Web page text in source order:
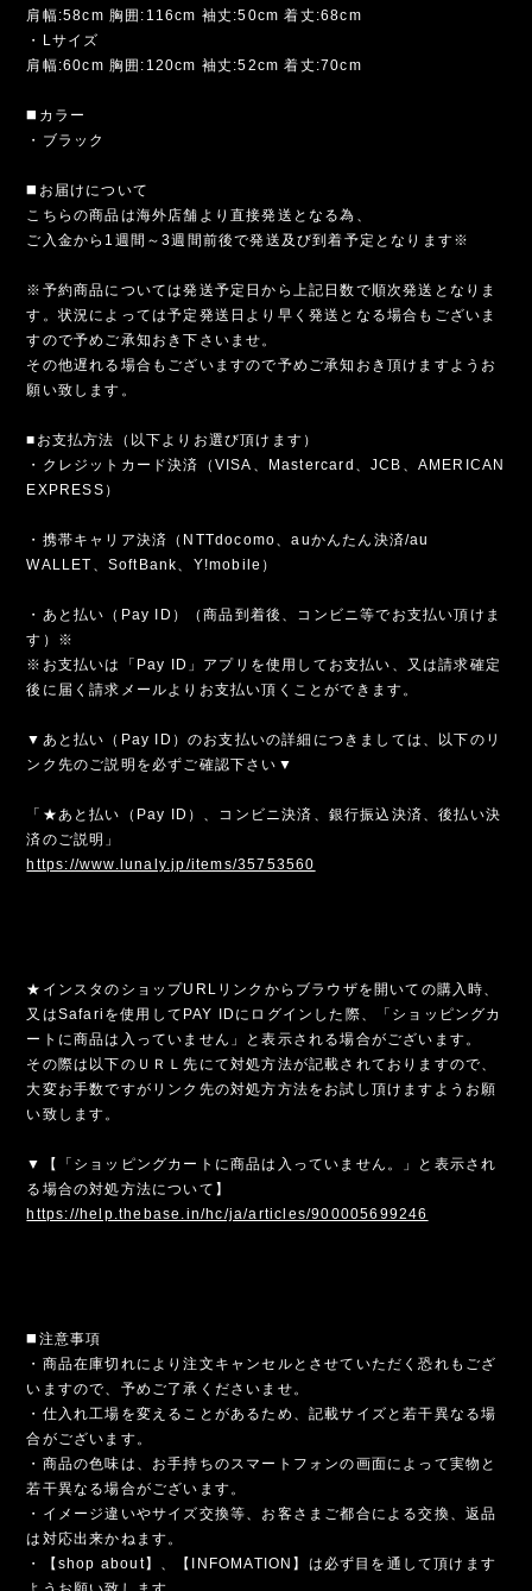
肩幅:58cm 胸囲:116cm 袖丈:50cm 着丈:68cm
・Lサイズ
肩幅:60cm 胸囲:120cm 袖丈:52cm 着丈:70cm
◼️カラー
・ブラック
◼️お届けについて
こちらの商品は海外店舗より直接発送となる為、
ご入金から1週間～3週間前後で発送及び到着予定となります※
※予約商品については発送予定日から上記日数で順次発送となりま
す。状況によっては予定発送日より早く発送となる場合もございま
すので予めご承知おき下さいませ。
その他遅れる場合もございますので予めご承知おき頂けますようお
願い致します。
■お支払方法（以下よりお選び頂けます）
・クレジットカード決済（VISA、Mastercard、JCB、AMERICAN
EXPRESS）
・携帯キャリア決済（NTTdocomo、auかんたん決済/au
WALLET、SoftBank、Y!mobile）
・あと払い（Pay ID）（商品到着後、コンビニ等でお支払い頂けま
す）※
※お支払いは「Pay ID」アプリを使用してお支払い、又は請求確定
後に届く請求メールよりお支払い頂くことができます。
▼あと払い（Pay ID）のお支払いの詳細につきましては、以下のリ
ンク先のご説明を必ずご確認下さい▼
「★あと払い（Pay ID）、コンビニ決済、銀行振込決済、後払い決
済のご説明」
https://www.lunaly.jp/items/35753560
★インスタのショップURLリンクからブラウザを開いての購入時、
又はSafariを使用してPAY IDにログインした際、「ショッピングカ
ートに商品は入っていません」と表示される場合がございます。
その際は以下のＵＲＬ先にて対処方法が記載されておりますので、
大変お手数ですがリンク先の対処方方法をお試し頂けますようお願
い致します。
▼【「ショッピングカートに商品は入っていません。」と表示され
る場合の対処方法について】
https://help.thebase.in/hc/ja/articles/900005699246
◼️注意事項
・商品在庫切れにより注文キャンセルとさせていただく恐れもござ
いますので、予めご了承くださいませ。
・仕入れ工場を変えることがあるため、記載サイズと若干異なる場
合がございます。
・商品の色味は、お手持ちのスマートフォンの画面によって実物と
若干異なる場合がございます。
・イメージ違いやサイズ交換等、お客さまご都合による交換、返品
は対応出来かねます。
・【shop about】、【INFOMATION】は必ず目を通して頂けます